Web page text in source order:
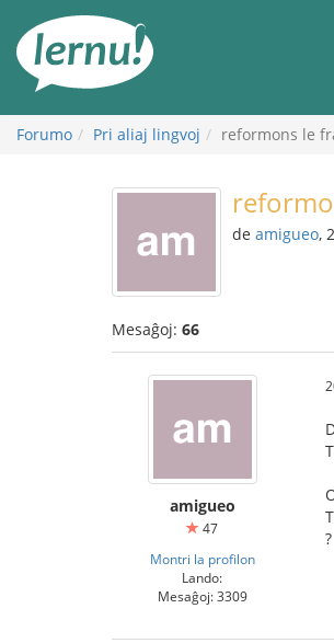
enhavo
Forumo Pri aliaj lingvoj reformons le
de amigueo,
Mesaĝoj: 66
amigueo
47
Montri la profilon
Lando:
Mesaĝoj: 3309
?